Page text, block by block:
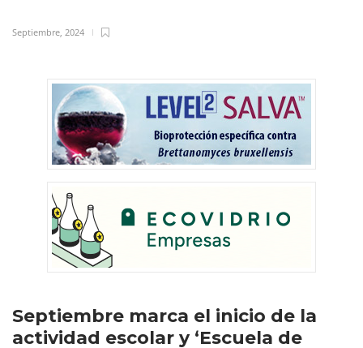
Septiembre, 2024
Septiembre marca el inicio de la
actividad escolar y ‘Escuela de